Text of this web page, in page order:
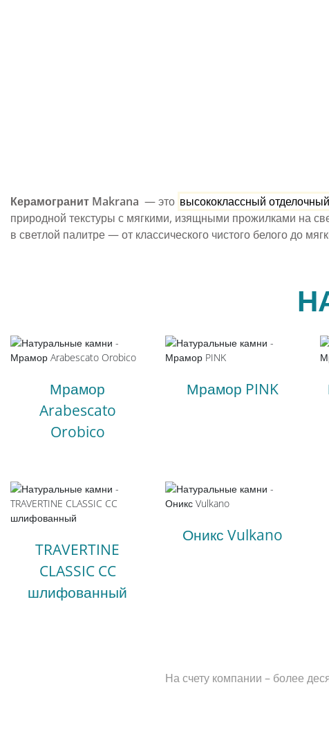
Керамогранит Makrana — это высококлассный
природной текстуры с мягкими, изящными прожилками на
в светлой палитре — от классического чистого белого до
Мрамор
Arabescato
Orobico
Мрамор PINK
TRAVERTINE
CLASSIC CC
шлифованный
Оникс Vulkano
На счету компании – более